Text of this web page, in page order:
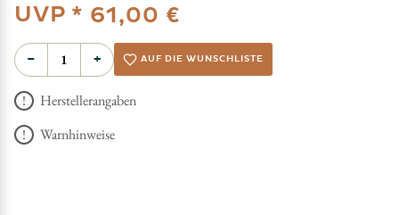
UVP * 61,00 €
− + AUF DIE WUNSCHLISTE
Herstellerangaben
Warnhinweise